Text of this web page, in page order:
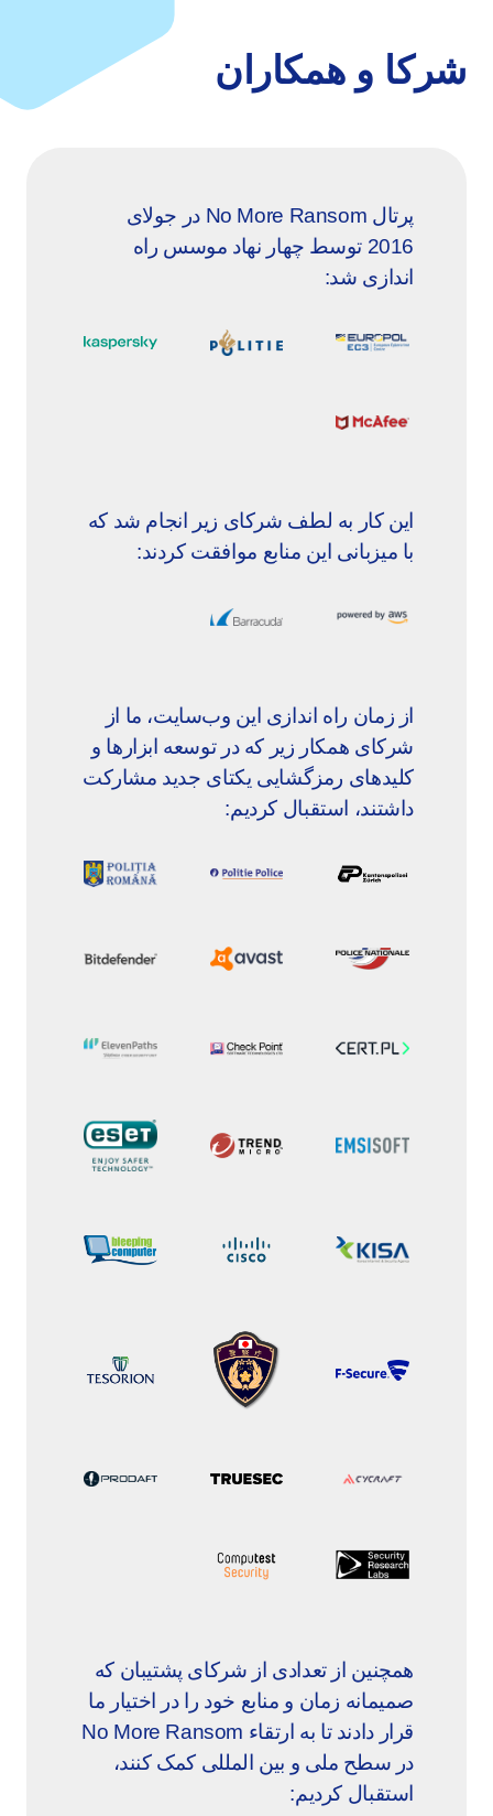
شرکا و همکاران
پرتال No More Ransom در جولای
2016 توسط چهار نهاد موسس راه
اندازی شد:
این کار به لطف شرکای زیر انجام شد که
با میزبانی این منابع موافقت کردند:
از زمان راه اندازی این وب‌سایت، ما از
شرکای همکار زیر که در توسعه ابزارها و
کلیدهای رمزگشایی یکتای جدید مشارکت
داشتند، استقبال کردیم:
همچنین از تعدادی از شرکای پشتیبان که
صمیمانه زمان و منابع خود را در اختیار ما
قرار دادند تا به ارتقاء No More Ransom
در سطح ملی و بین المللی کمک کنند،
استقبال کردیم: